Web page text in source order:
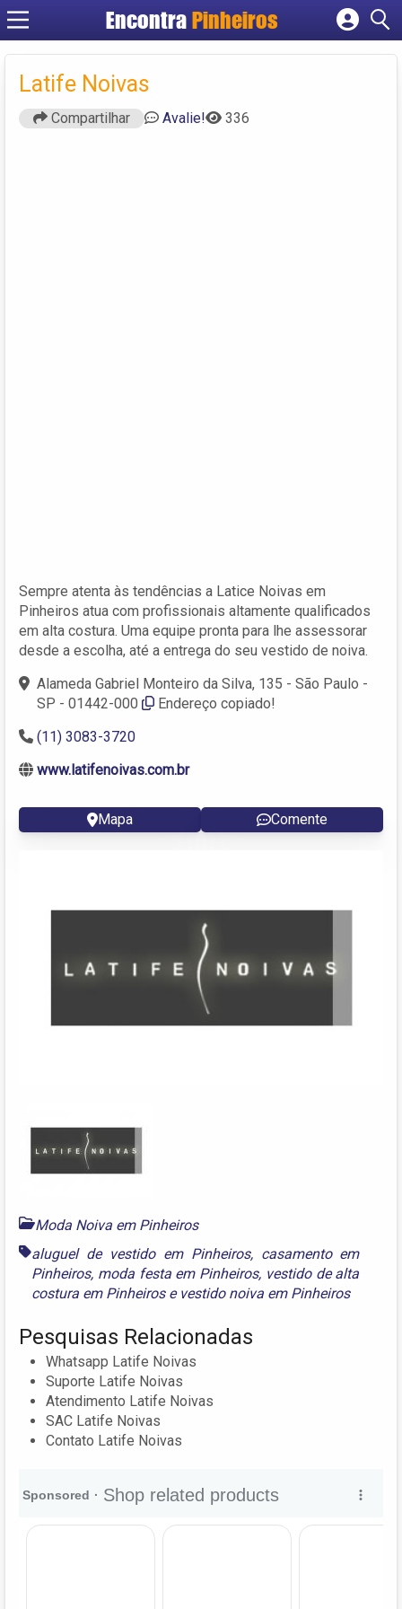
EncontraPinheiros
Cadastrar empresa
Latife Noivas
Compartilhar Avalie! 336
Sempre atenta às tendências a Latice Noivas em
Pinheiros atua com profissionais altamente qualificados
em alta costura. Uma equipe pronta para lhe assessorar
desde a escolha, até a entrega do seu vestido de noiva.
Alameda Gabriel Monteiro da Silva, 135 - São Paulo -
SP - 01442-000
Endereço copiado!
(11) 3083-3720
www.latifenoivas.com.br
Mapa Comente
Moda Noiva em Pinheiros
aluguel de vestido em Pinheiros, casamento em
Pinheiros, moda festa em Pinheiros, vestido de alta
costura em Pinheirose vestido noiva em Pinheiros
Pesquisas Relacionadas
Whatsapp Latife Noivas
Suporte Latife Noivas
Atendimento Latife Noivas
SAC Latife Noivas
Contato Latife Noivas